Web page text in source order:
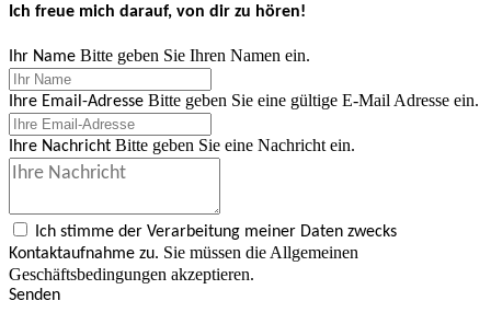
Ich freue mich darauf, von dir zu hören!
Ihr Name Bitte geben Sie Ihren Namen ein.
Ihre Email-Adresse Bitte geben Sie eine gültige E-Mail Adresse ein.
Ihre Nachricht Bitte geben Sie eine Nachricht ein.
Ich stimme der Verarbeitung meiner Daten zwecks
Kontaktaufnahme zu. Sie müssen die Allgemeinen
Geschäftsbedingungen akzeptieren.
Senden